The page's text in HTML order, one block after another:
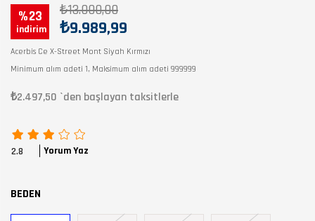
23 ₺13.000,00
₺9.989,99
Acerbis Ce X-Street Mont Siyah Kırmızı
Minimum alım adeti 1, Maksimum alım adeti 999999
₺2.497,50 `den başlayan taksitlerle
2.8 Yorum Yaz
BEDEN